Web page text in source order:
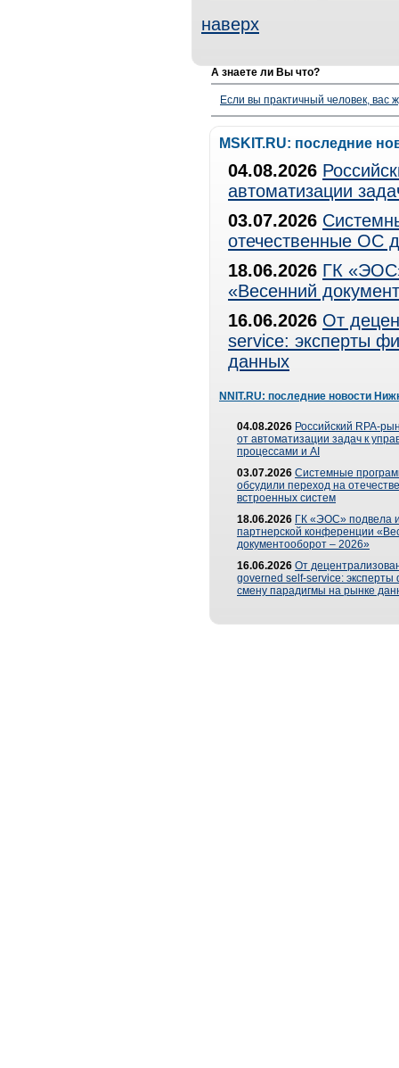
наверх
А знаете ли Вы что?
Если вы практичный человек, вас
MSKIT.RU: последние
04.08.2026
автоматизации
03.07.2026
отечественные ОС
18.06.2026 ГК
«Весенний
16.06.2026 От
service: эксперты
данных
NNIT.RU: последние новости
04.08.2026 Российский RPA-
от автоматизации задач к
процессами и AI
03.07.2026 Системные
обсудили переход на
встроенных систем
18.06.2026 ГК «ЭОС» подвела
партнерской конференции
документооборот – 2026»
16.06.2026 От
governed self-service: эксперты
смену парадигмы на рынке